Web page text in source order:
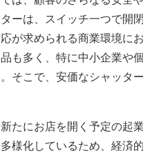
ーは、スイッチ一つで開
が求められる商業環境に
も多く、特に中小企業や
そこで、安価なシャッタ
たにお店を開く予定の起
様化しているため、経済